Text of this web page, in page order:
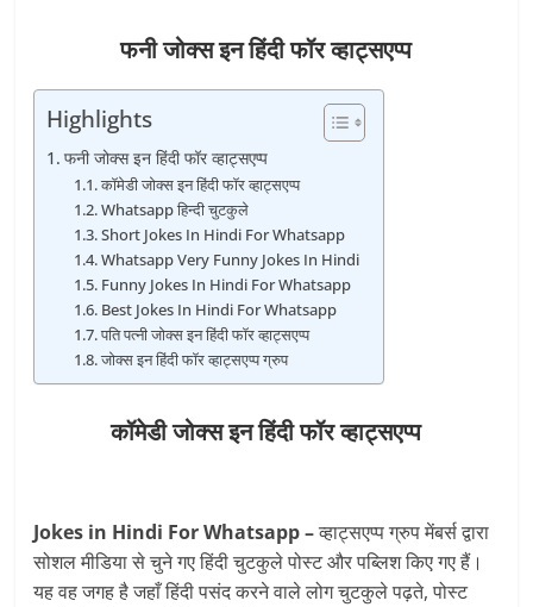
फनी जोक्स इन हिंदी फॉर व्हाट्सएप्प
Highlights
फनी जोक्स इन हिंदी फॉर व्हाट्सएप्प
कॉमेडी जोक्स इन हिंदी फॉर व्हाट्सएप्प
Whatsapp हिन्दी चुटकुले
Short Jokes In Hindi For Whatsapp
Whatsapp Very Funny Jokes In Hindi
Funny Jokes In Hindi For Whatsapp
Best Jokes In Hindi For Whatsapp
पति पत्नी जोक्स इन हिंदी फॉर व्हाट्सएप्प
जोक्स इन हिंदी फॉर व्हाट्सएप्प ग्रुप
कॉमेडी जोक्स इन हिंदी फॉर व्हाट्सएप्प
Jokes in Hindi For Whatsapp –व्हाट्सएप्प ग्रुप मेंबर्स द्वारा
सोशल मीडिया से चुने गए हिंदी चुटकुले पोस्ट और पब्लिश किए गए हैं।
यह वह जगह है जहाँ हिंदी पसंद करने वाले लोग चुटकुले पढ़ते, पोस्ट